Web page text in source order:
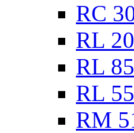
RC
RL
RL
RL
RM